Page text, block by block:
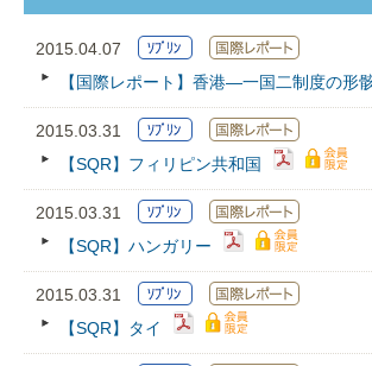
2015.04.07
【国際レポート】香港―一国二制度の形
2015.03.31
【SQR】フィリピン共和国
2015.03.31
【SQR】ハンガリー
2015.03.31
【SQR】タイ